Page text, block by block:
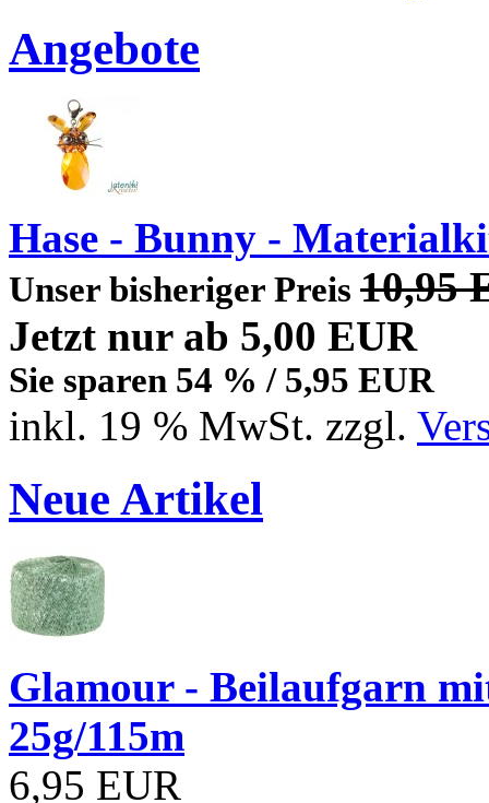
Angebote
Hase - Bunny -
Unser bisheriger Preis 10,95
Jetzt nur ab 5,00 EUR
Sie sparen 54 % / 5,95 EUR
inkl. 19 % MwSt. zzgl.
Neue Artikel
Glamour - Beilaufgarn
25g/115m
6,95 EUR